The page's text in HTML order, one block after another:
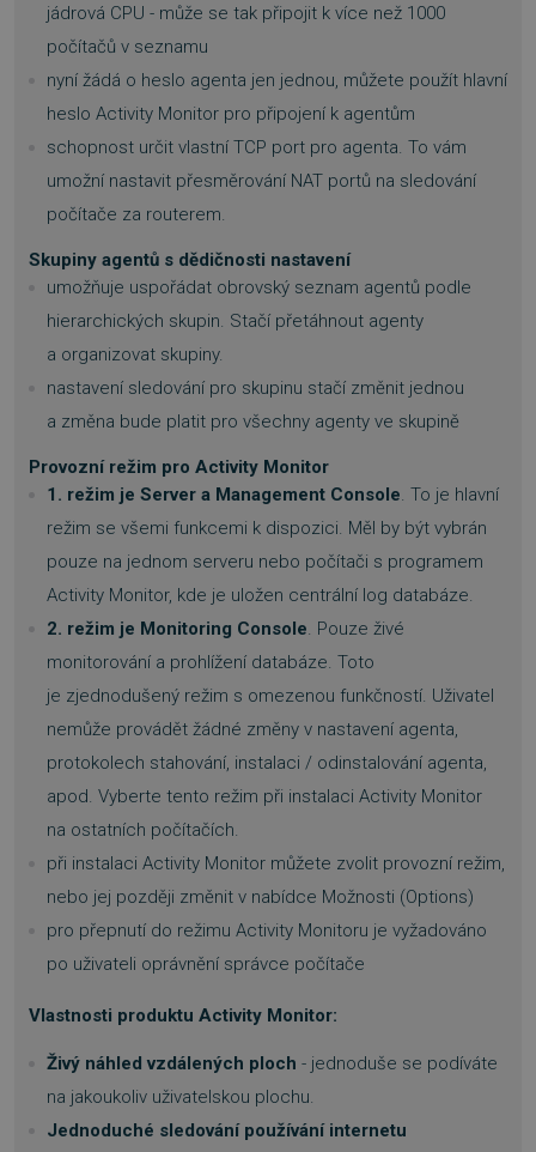
jádrová CPU - může se tak připojit k více než 1000
počítačů v seznamu
nyní žádá o heslo agenta jen jednou, můžete použít hlavní
heslo Activity Monitor pro připojení k agentům
schopnost určit vlastní TCP port pro agenta. To vám
umožní nastavit přesměrování NAT portů na sledování
počítače za routerem.
Skupiny agentů s dědičnosti nastavení
umožňuje uspořádat obrovský seznam agentů podle
hierarchických skupin. Stačí přetáhnout agenty
a organizovat skupiny.
nastavení sledování pro skupinu stačí změnit jednou
a změna bude platit pro všechny agenty ve skupině
Provozní režim pro Activity Monitor
1. režim je Server a Management Console. To je hlavní
režim se všemi funkcemi k dispozici. Měl by být vybrán
pouze na jednom serveru nebo počítači s programem
Activity Monitor, kde je uložen centrální log databáze.
2. režim je Monitoring Console. Pouze živé
monitorování a prohlížení databáze. Toto
je zjednodušený režim s omezenou funkčností. Uživatel
nemůže provádět žádné změny v nastavení agenta,
protokolech stahování, instalaci / odinstalování agenta,
apod. Vyberte tento režim při instalaci Activity Monitor
na ostatních počítačích.
při instalaci Activity Monitor můžete zvolit provozní režim,
nebo jej později změnit v nabídce Možnosti (Options)
pro přepnutí do režimu Activity Monitoru je vyžadováno
po uživateli oprávnění správce počítače
Vlastnosti produktu Activity Monitor:
Živý náhled vzdálených ploch - jednoduše se podíváte
na jakoukoliv uživatelskou plochu.
Jednoduché sledování používání internetu